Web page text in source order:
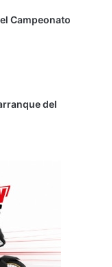
Campeonato
del